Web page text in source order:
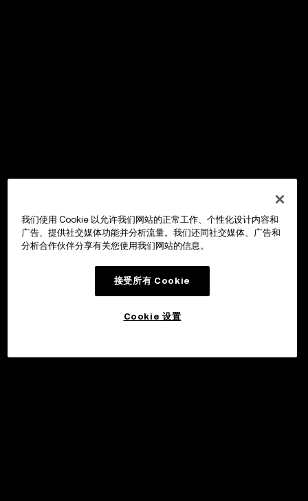
我们使用 Cookie 以允许我们网站的正常工作、个性化设计内容和
广告、提供社交媒体功能并分析流量。我们还同社交媒体、广告和
分析合作伙伴分享有关您使用我们网站的信息。
接受所有 Cookie
Cookie 设置